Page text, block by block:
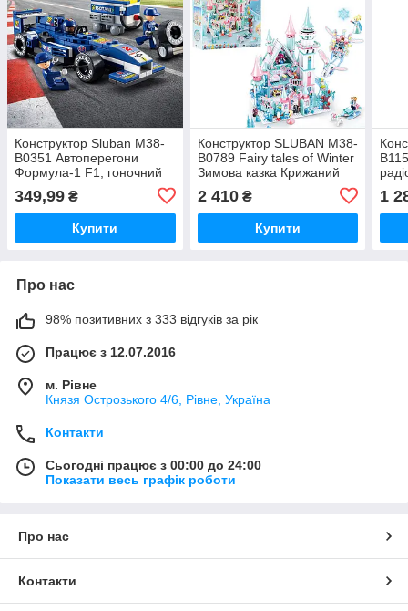
Конструктор Sluban M38-
B0351 Автоперегони
Формула-1 F1, гоночний
автомобіль, 196 деталей
349,99 ₴
Купити
Конструктор SLUBAN M38-
B0789 Fairy tales of Winter
Зимова казка Крижаний
деталі
2 410₴
Купити
1
Про нас
98% позитивних з 333 відгуків за рік
Працює з 12.07.2016
м. Рівне
Князя Острозького 4/6, Рівне, Україна
Контакти
Сьогодні працює з 00:00 до 24:00
Показати весь графік роботи
Про нас
Контакти